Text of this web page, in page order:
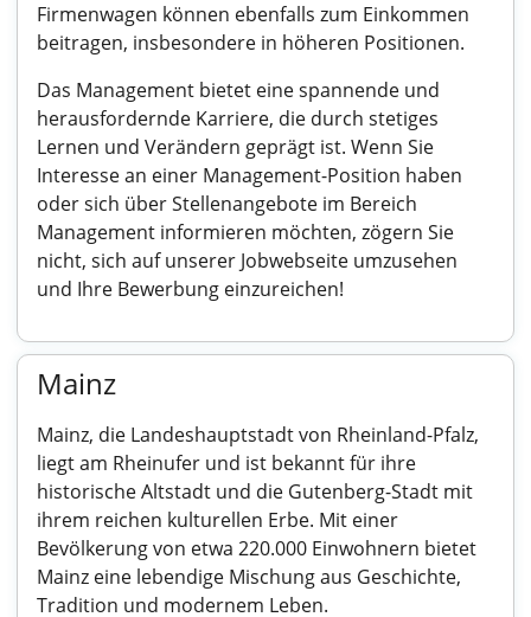
Firmenwagen können ebenfalls zum Einkommen
beitragen, insbesondere in höheren Positionen.
Das Management bietet eine spannende und
herausfordernde Karriere, die durch stetiges
Lernen und Verändern geprägt ist. Wenn Sie
Interesse an einer Management-Position haben
oder sich über Stellenangebote im Bereich
Management informieren möchten, zögern Sie
nicht, sich auf unserer Jobwebseite umzusehen
und Ihre Bewerbung einzureichen!
Mainz
Mainz, die Landeshauptstadt von Rheinland-Pfalz,
liegt am Rheinufer und ist bekannt für ihre
historische Altstadt und die Gutenberg-Stadt mit
ihrem reichen kulturellen Erbe. Mit einer
Bevölkerung von etwa 220.000 Einwohnern bietet
Mainz eine lebendige Mischung aus Geschichte,
Tradition und modernem Leben.